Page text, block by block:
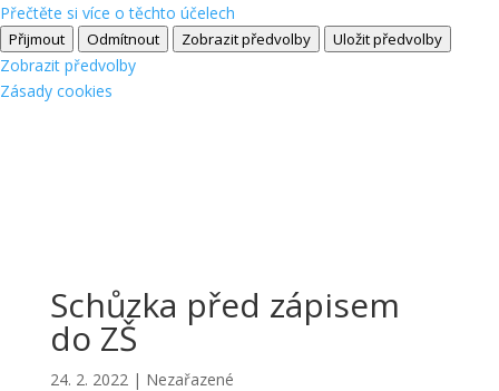
Přečtěte si více o těchto účelech
Přijmout Odmítnout Zobrazit předvolby Uložit předvolby
Zobrazit předvolby
Zásady cookies
Schůzka před zápisem
do ZŠ
24. 2. 2022 | Nezařazené